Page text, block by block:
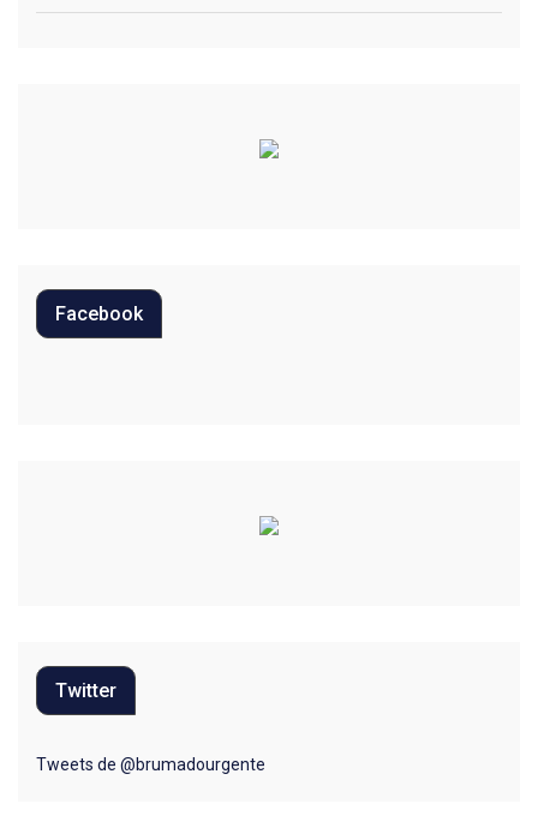
Editoriais
Mundo
Facebook
Twitter
Tweets de @brumadourgente